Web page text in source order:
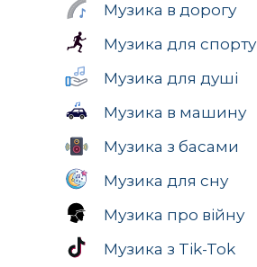
Музика в дорогу
Музика для спорту
Музика для душі
Музика в машину
Музика з басами
Музика для сну
Музика про війну
Музика з Tik-Tok